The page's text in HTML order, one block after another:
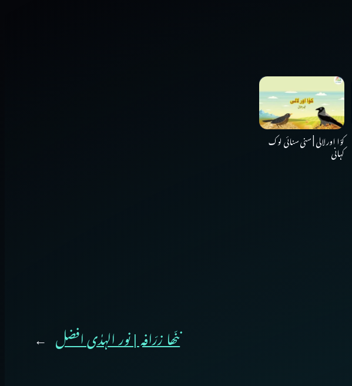
کوّا اور لالی | سنی سنائی لوک
کہانی
ننّھا زرّافہ | نور الہدٰی افضل →